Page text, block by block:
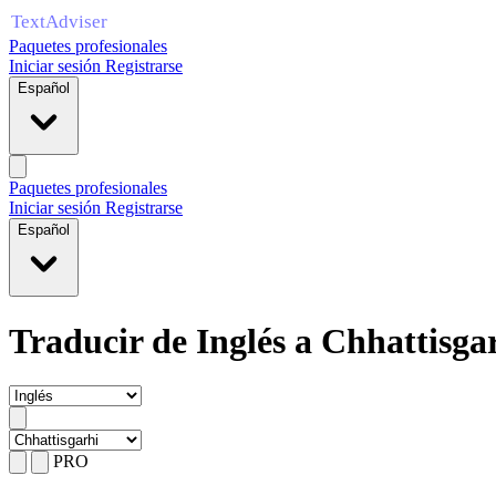
Paquetes profesionales
Iniciar sesión Registrarse
Español
Paquetes profesionales
Iniciar sesión Registrarse
Español
Traducir de Inglés a
PRO